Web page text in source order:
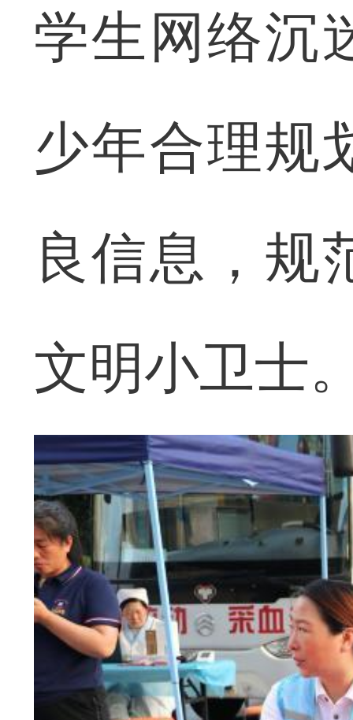
学生网络沉
少年合理规
良信息，规
文明小卫士